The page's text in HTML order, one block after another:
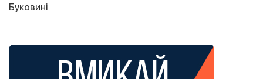
Буковині